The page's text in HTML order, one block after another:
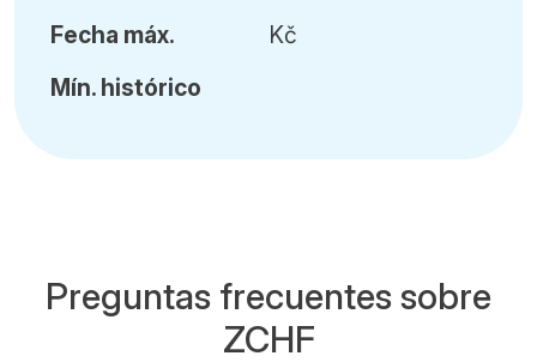
Fecha máx.
Mín. histórico
Kč
Preguntas frecuentes sobre
ZCHF